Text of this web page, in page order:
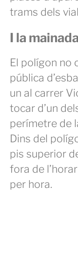
trams dels
I la
El polígon no
pública
un al carrer
tocar d’un
perímetre de
Dins del
pis superior
fora de
per hora.